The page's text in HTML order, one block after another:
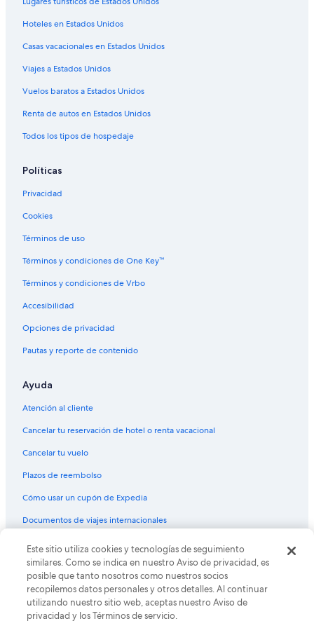
Hoteles para fumadores en San Miguel
Hoteles 2 estrellas en Jesús María
Hoteles 3 estrellas en Jesús María
Hoteles 4 estrellas en Jesús María
Hoteles 5 estrellas en Jesús María
Hoteles en la playa en Jesús María
Hoteles con desayuno incluido en Jesús María
Hoteles con estacionamiento en Jesús María
Hoteles en Jesús María
Hoteles cerca de Universidad Nacional Mayor de San
Hoteles en Estados Unidos
Casas vacacionales en Estados Unidos
Viajes a Estados Unidos
Vuelos baratos a Estados Unidos
Renta de autos en Estados Unidos
Todos los tipos de hospedaje
Políticas
Privacidad
Cookies
Términos de uso
Términos y condiciones de One Key™
Términos y condiciones de Vrbo
Accesibilidad
Opciones de privacidad
Pautas y reporte de contenido
Ayuda
Atención al cliente
Cancelar tu reservación de hotel o renta vacacional
Cancelar tu vuelo
Plazos de reembolso
Cómo usar un cupón de Expedia
Documentos de viajes internacionales
© 2026 Expedia, Inc., una empresa de Expedia Group. Todos los
derechos reservados. Expedia y el logo de Expedia son marcas
registradas o marcas comerciales de Expedia, Inc. CST# 2029030-50.
Este sitio utiliza cookies y tecnologías de seguimiento
similares. Como se indica en nuestro Aviso de privacidad, es
posible que tanto nosotros como nuestros socios
recopilemos datos personales y otros detalles. Al continuar
utilizando nuestro sitio web, aceptas nuestro Aviso de
privacidad y los Términos de servicio.